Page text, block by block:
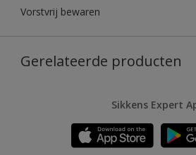
Vorstvrij bewaren
Gerelateerde producten
Sikkens Expert